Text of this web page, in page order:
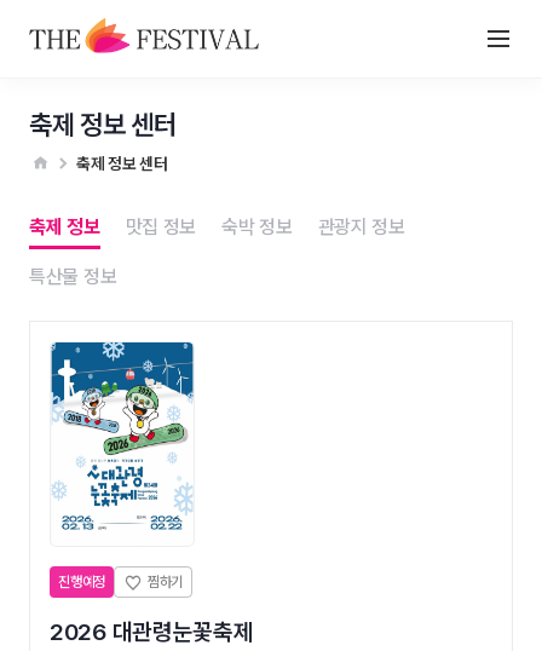
축제 정보 센터
축제 정보 센터
축제 정보 맛집 정보 숙박 정보 관광지 정보
특산물 정보
진행예정
2026 대관령눈꽃축제